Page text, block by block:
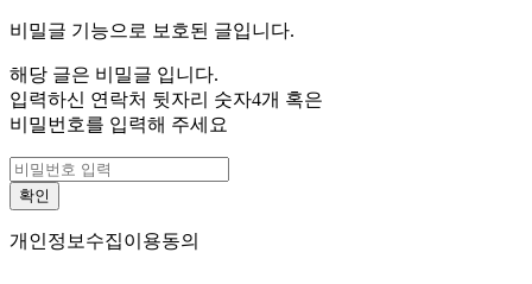
비밀글 기능으로 보호된 글입니다.
해당 글은 비밀글 입니다.
입력하신 연락처 뒷자리 숫자4개 혹은
비밀번호를 입력해 주세요
개인정보수집이용동의